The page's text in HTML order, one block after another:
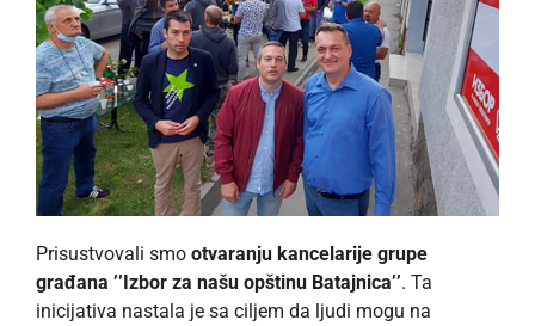
Prisustvovali smo otvaranju kancelarije grupe
građana ’’Izbor za našu opštinu Batajnica’’. Ta
inicijativa nastala je sa ciljem da ljudi mogu na